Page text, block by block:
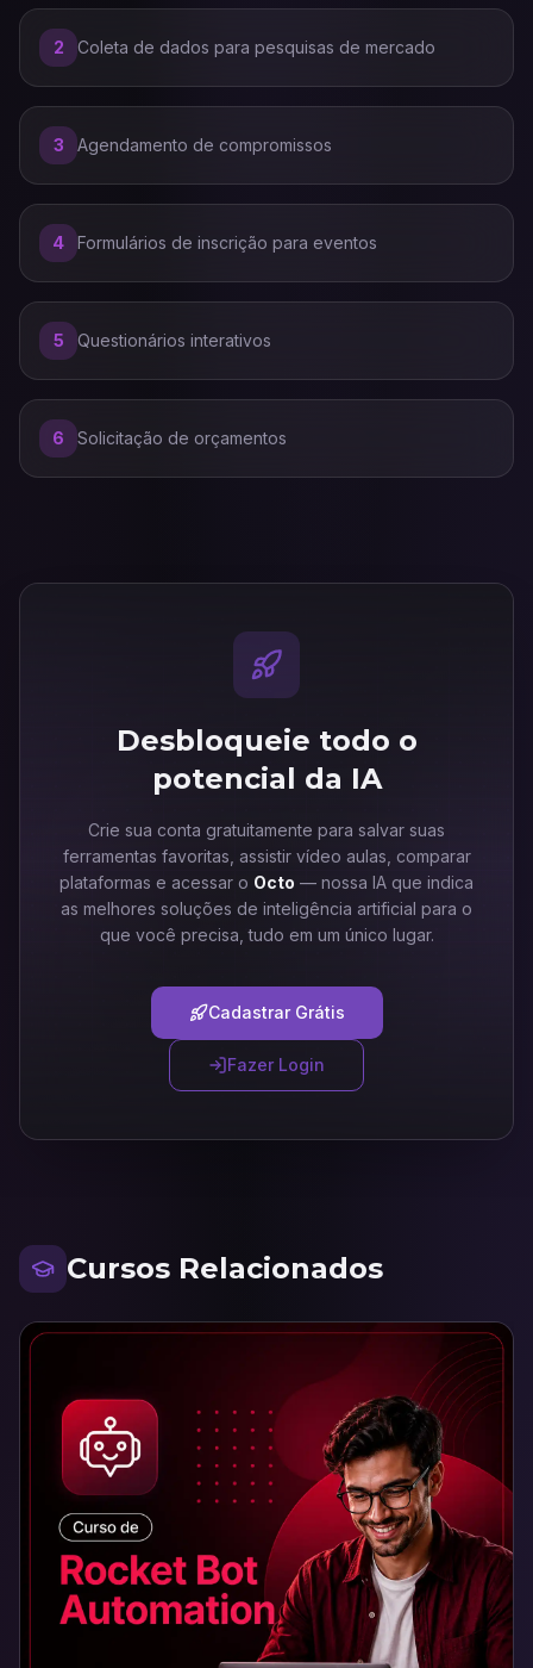
2 Coleta de dados para pesquisas de mercado
3 Agendamento de compromissos
4 Formulários de inscrição para eventos
5 Questionários interativos
6 Solicitação de orçamentos
Desbloqueie todo o
potencial da IA
Crie sua conta gratuitamente para salvar suas
ferramentas favoritas, assistir vídeo aulas, comparar
plataformas e acessar o Octo — nossa IA que indica
as melhores soluções de inteligência artificial para o
que você precisa, tudo em um único lugar.
Cadastrar Grátis
Fazer Login
Cursos Relacionados